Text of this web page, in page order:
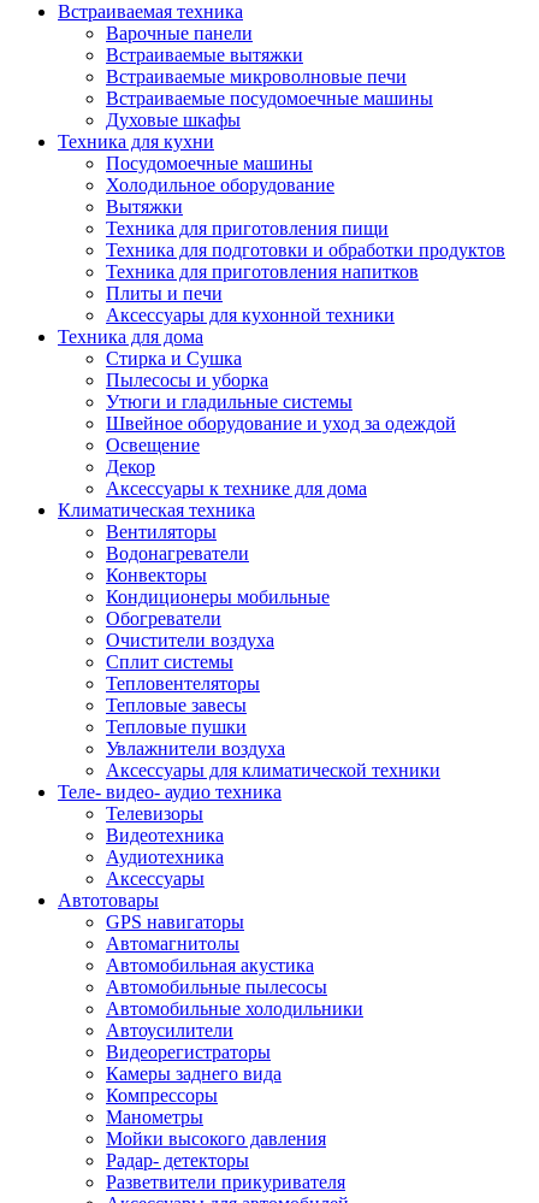
Встраиваемая техника
Варочные панели
Встраиваемые вытяжки
Встраиваемые микроволновые печи
Встраиваемые посудомоечные машины
Духовые шкафы
Техника для кухни
Посудомоечные машины
Холодильное оборудование
Вытяжки
Техника для приготовления пищи
Техника для подготовки и обработки продуктов
Техника для приготовления напитков
Плиты и печи
Аксессуары для кухонной техники
Техника для дома
Стирка и Сушка
Пылесосы и уборка
Утюги и гладильные системы
Швейное оборудование и уход за одеждой
Освещение
Декор
Аксессуары к технике для дома
Климатическая техника
Вентиляторы
Водонагреватели
Конвекторы
Кондиционеры мобильные
Обогреватели
Очистители воздуха
Сплит системы
Тепловентеляторы
Тепловые завесы
Тепловые пушки
Увлажнители воздуха
Аксессуары для климатической техники
Теле- видео- аудио техника
Телевизоры
Видеотехника
Аудиотехника
Аксессуары
Автотовары
GPS навигаторы
Автомагнитолы
Автомобильная акустика
Автомобильные пылесосы
Автомобильные холодильники
Автоусилители
Видеорегистраторы
Камеры заднего вида
Компрессоры
Манометры
Мойки высокого давления
Радар- детекторы
Разветвители прикуривателя